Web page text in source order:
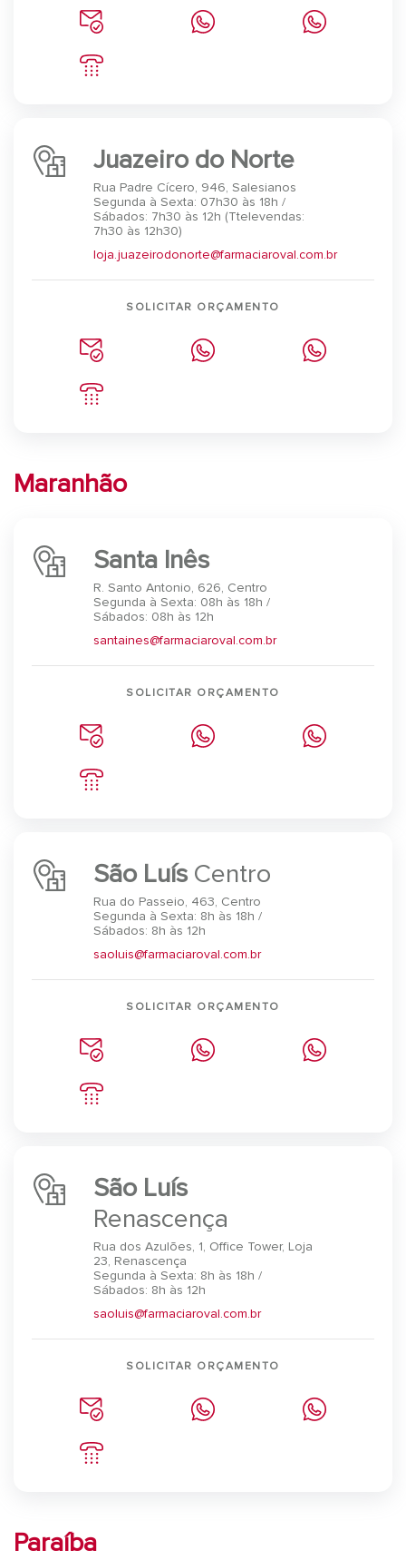
Juazeiro do Norte
Rua Padre Cícero, 946, Salesianos
Segunda à Sexta: 07h30 às 18h /
Sábados: 7h30 às 12h (Ttelevendas:
7h30 às 12h30)
loja.juazeirodonorte@farmaciaroval.com.br
SOLICITAR ORÇAMENTO
Maranhão
Santa Inês
R. Santo Antonio, 626, Centro
Segunda à Sexta: 08h às 18h /
Sábados: 08h às 12h
santaines@farmaciaroval.com.br
SOLICITAR ORÇAMENTO
São Luís Centro
Rua do Passeio, 463, Centro
Segunda à Sexta: 8h às 18h /
Sábados: 8h às 12h
saoluis@farmaciaroval.com.br
SOLICITAR ORÇAMENTO
São Luís
Renascença
Rua dos Azulões, 1, Office Tower, Loja
23, Renascença
Segunda à Sexta: 8h às 18h /
Sábados: 8h às 12h
saoluis@farmaciaroval.com.br
SOLICITAR ORÇAMENTO
Paraíba